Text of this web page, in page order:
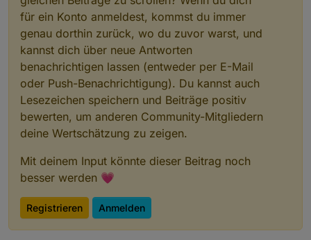
für ein Konto anmeldest, kommst du immer
genau dorthin zurück, wo du zuvor warst, und
kannst dich über neue Antworten
benachrichtigen lassen (entweder per E-Mail
oder Push-Benachrichtigung). Du kannst auch
Lesezeichen speichern und Beiträge positiv
bewerten, um anderen Community-Mitgliedern
deine Wertschätzung zu zeigen.
Mit deinem Input könnte dieser Beitrag noch
besser werden 💗
Registrieren Anmelden